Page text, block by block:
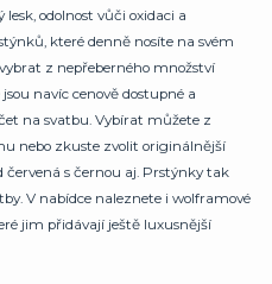
odolnost vůči oxidaci a
které denně nosíte na svém
z nepřeberného množství
navíc cenově dostupné a
na svatbu. Vybírat můžete z
nebo zkuste zvolit originálnější
červená s černou aj. Prstýnky tak
V nabídce naleznete i wolframové
jim přidávají ještě luxusnější